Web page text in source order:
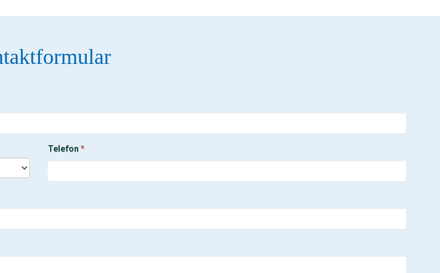
Telefon *